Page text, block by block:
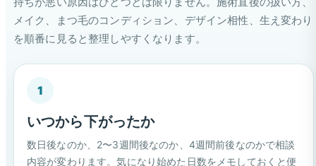
メイク、まつ毛のコンディション、デザイン相性、生え変わり
を順番に見ると整理しやすくなります。
1
いつから下がったか
数日後なのか、2〜3週間後なのか、4週間前後なのかで相談
内容が変わります。気になり始めた日数をメモしておくと便